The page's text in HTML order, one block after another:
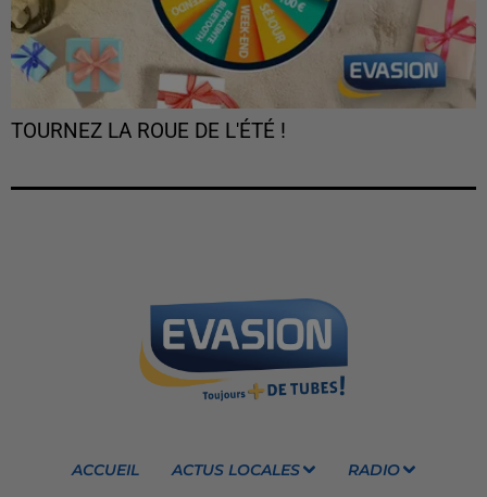
TOURNEZ LA ROUE DE L'ÉTÉ !
ACCUEIL ACTUS LOCALES RADIO